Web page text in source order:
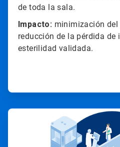
de toda la sala.
Impacto: minimización
reducción de la pérdida de
esterilidad validada.
ArticleTile